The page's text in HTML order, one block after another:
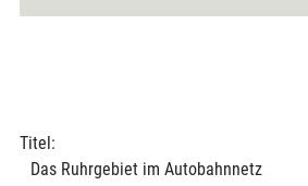
Titel:
Das Ruhrgebiet im Autobahnnetz